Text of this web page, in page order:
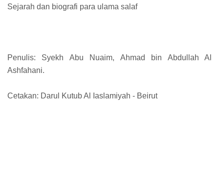
Sejarah dan biografi para ulama salaf
Penulis: Syekh Abu Nuaim, Ahmad bin Abdullah Al
Ashfahani.
Cetakan: Darul Kutub Al Iaslamiyah - Beirut